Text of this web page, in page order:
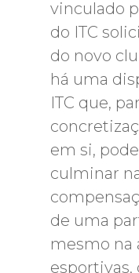
vinculado
do ITC
do novo
há uma
ITC que,
em si,
culminar
de uma
mesmo na
esportivas,